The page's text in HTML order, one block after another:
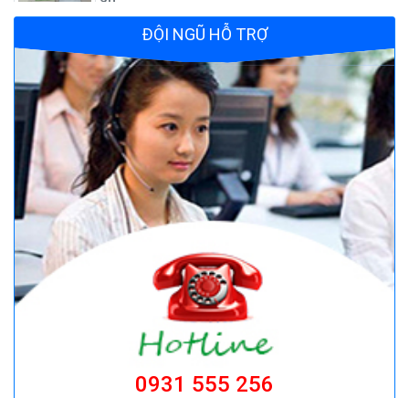
Giá:Liên hệ
Quạt đứng công nghiệp AFAN 7 tất FS650
Giá:1.720.500 đ
Bộ điều khiển nguồn Fotek TSC-340
ghế công nhân
ĐỘI NGŨ HỖ TRỢ
0931 555 256